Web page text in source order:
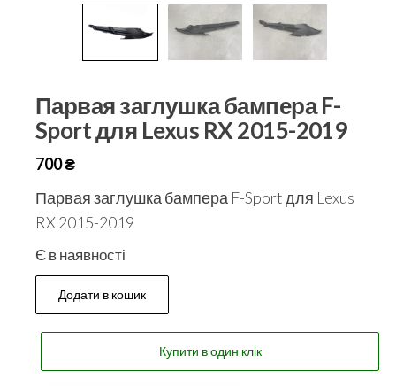
Парвая заглушка бампера F-
Sport для Lexus RX 2015-2019
700₴
Парвая заглушка бампера F-Sport для Lexus
RX 2015-2019
Є в наявності
Додати в кошик
Купити в один клік